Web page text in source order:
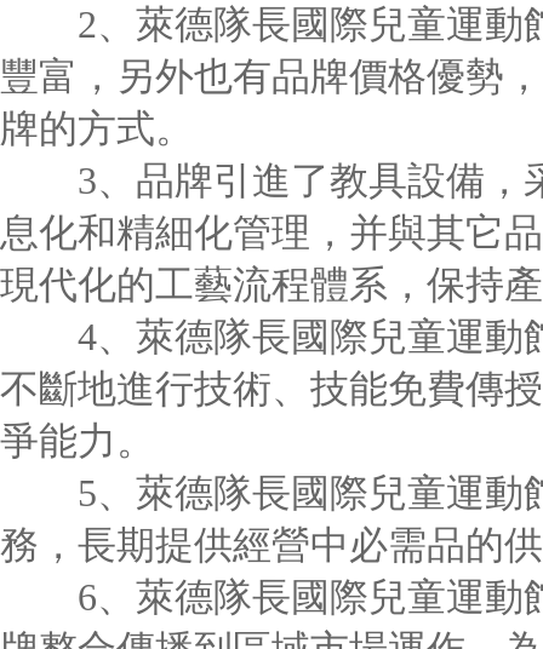
2、萊德隊長國際兒童運動
豐富，另外也有品牌價格優勢
牌的方式。
3、品牌引進了教具設備，
息化和精細化管理，并與其它
現代化的工藝流程體系，保持
4、萊德隊長國際兒童運動
不斷地進行技術、技能免費傳
爭能力。
5、萊德隊長國際兒童運動
務，長期提供經營中必需品的
6、萊德隊長國際兒童運動